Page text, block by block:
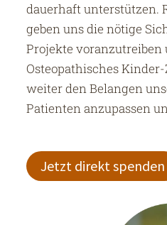
dauerhaft unterstützen.
geben uns die nötige
Projekte voranzutreiben
Osteopathisches
weiter den Belangen
Patienten anzupassen
Jetzt direkt spenden